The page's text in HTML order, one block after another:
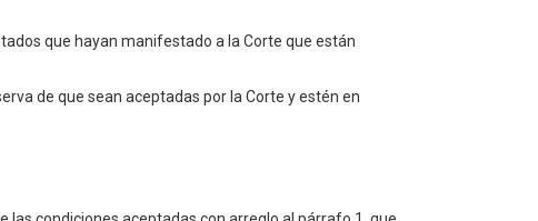
que hayan manifestado a la Corte que están
de que sean aceptadas por la Corte y estén en